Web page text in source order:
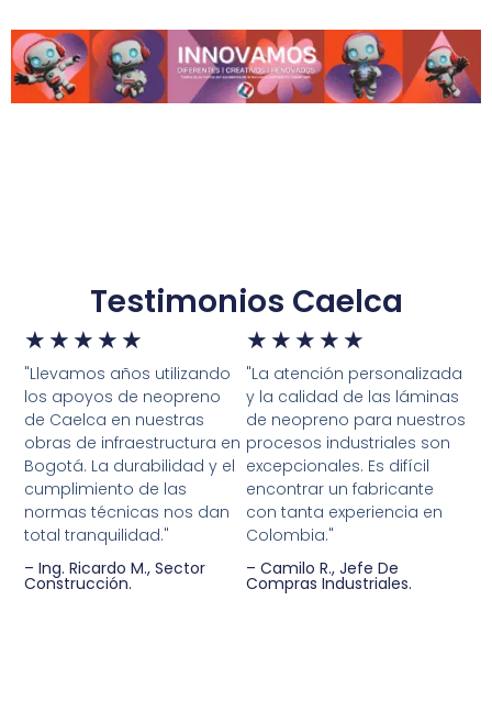
Testimonios Caelca
★ ★ ★ ★ ★
"Llevamos años utilizando
los apoyos de neopreno
de Caelca en nuestras
obras de infraestructura en
Bogotá. La durabilidad y el
cumplimiento de las
normas técnicas nos dan
total tranquilidad."
– Ing. Ricardo M., Sector
Construcción.
★ ★ ★ ★ ★
"La atención personalizada
y la calidad de las láminas
de neopreno para nuestros
procesos industriales son
excepcionales. Es difícil
encontrar un fabricante
con tanta experiencia en
Colombia."
– Camilo R., Jefe De
Compras Industriales.